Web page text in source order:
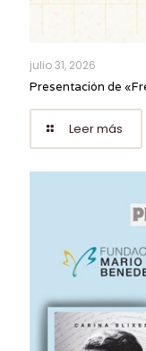
julio 31, 2026
Presentación de
Leer más